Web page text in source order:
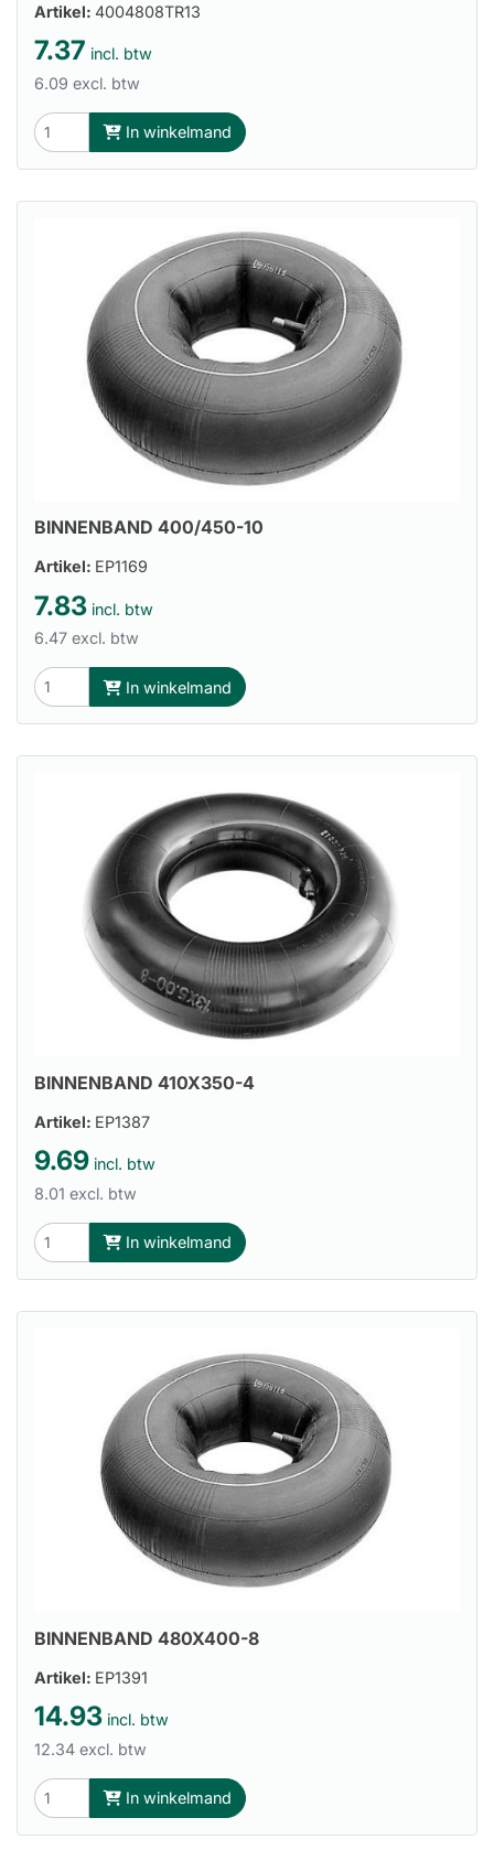
Artikel: 4004808TR13
7.37 incl. btw
6.09 excl. btw
In winkelmand
BINNENBAND 400/450-10
Artikel: EP1169
7.83 incl. btw
6.47 excl. btw
In winkelmand
BINNENBAND 410X350-4
Artikel: EP1387
9.69 incl. btw
8.01 excl. btw
In winkelmand
BINNENBAND 480X400-8
Artikel: EP1391
14.93 incl. btw
12.34 excl. btw
In winkelmand